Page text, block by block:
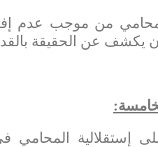
من موجب عدم
أن يكشف عن الحقيقة